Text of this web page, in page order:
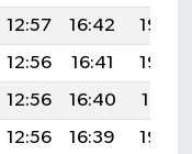
12:57 16:42
19:44
12:56 16:41
19:42
12:56 16:40
19:41
12:56 16:39 19:39